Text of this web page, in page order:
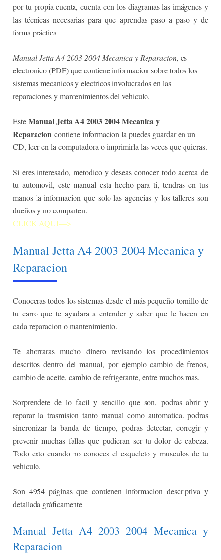
por tu propia cuenta, cuenta con los diagramas las imágenes y
las técnicas necesarias para que aprendas paso a paso y de
forma práctica.
Manual Jetta A4 2003 2004 Mecanica y Reparacion, es
electronico (PDF) que contiene informacion sobre todos los
sistemas mecanicos y electricos involucrados en las
reparaciones y mantenimientos del vehiculo.
EsteManual Jetta A4 2003 2004 Mecanica y
Reparacion contieneinformacion la puedes guardar en un
CD, leer en la computadora o imprimirla las veces que quieras.
Si eres interesado, metodico y deseas conocer todo acerca de
tu automovil, este manual esta hecho para ti, tendras en tus
manos la informacion que solo las agencias y los talleres son
dueños y no comparten.
CLICK AQUI—>
Manual Jetta A4 2003 2004 Mecanica y
Reparacion
Conoceras todos los sistemas desde el más pequeño tornillo de
tu carro que te ayudara a entender y saber que le hacen en
cada reparacion o mantenimiento.
Te ahorraras mucho dinero revisando los procedimientos
descritos dentro del manual, por ejemplo cambio de frenos,
cambio de aceite, cambio de refrigerante, entre muchos mas.
Sorprendete de lo facil y sencillo que son, podras abrir y
reparar la trasmision tanto manual como automatica. podras
sincronizar la banda de tiempo, podras detectar, corregir y
prevenir muchas fallas que pudieran ser tu dolor de cabeza.
Todo esto cuando no conoces el esqueleto y musculos de tu
vehiculo.
Son 4954 páginas que contienen informacion descriptiva y
detallada gráficamente
Manual Jetta A4 2003 2004 Mecanica y
Reparacion